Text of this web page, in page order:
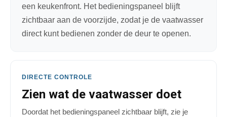
een keukenfront. Het bedieningspaneel blijft
zichtbaar aan de voorzijde, zodat je de vaatwasser
direct kunt bedienen zonder de deur te openen.
DIRECTE CONTROLE
Zien wat de vaatwasser doet
Doordat het bedieningspaneel zichtbaar blijft, zie je